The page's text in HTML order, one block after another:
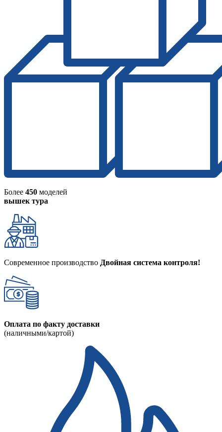
Более 450 моделей
вышек тура
Современное производство Двойная система контроля!
Оплата по факту доставки
(наличными/картой)